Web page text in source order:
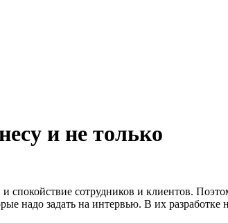
и не только
сотрудников и клиентов.
надо задать на интервью. В их